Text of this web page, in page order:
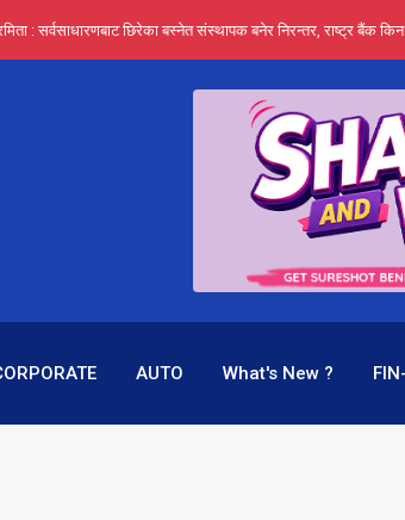
: सर्वसाधारणबाट छिरेका बस्नेत संस्थापक बनेर निरन्तर, राष्ट्र बैंक
AUTO What's New ?